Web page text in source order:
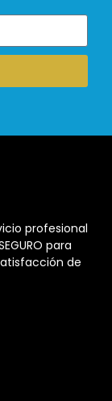
profesional
para
de